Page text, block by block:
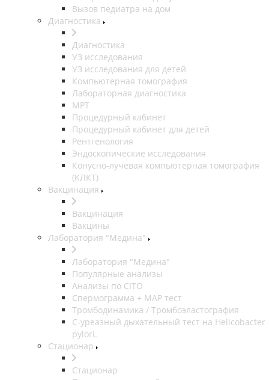
Вызов педиатра на дом
Диагностика
Диагностика
УЗ исследования
УЗ исследования для детей
Компьютерная томография
Лабораторная диагностика
МРТ
Процедурный кабинет
Процедурный кабинет для детей
Рентгенология
Эндоскопические исследования
Конусно-лучевая компьютерная томография
(КЛКТ)
Вакцинация
Вакцинация
Вакцины
Лаборатория "Медина"
Лаборатория "Медина"
Популярные анализы
Анализы по CITO
Спермограмма + МАР тест
Тромбодинамика / Тромбоэластография
С-уреазный дыхательный тест на Helicobacter
pylori.
Стационар
Стационар